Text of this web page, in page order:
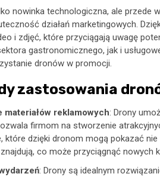
nowinka technologiczna, ale przede
działań marketingowych.
i zdjęć, które przyciągają uwagę
gastronomicznego, jak i
dronów w promocji.
zastosowania
materiałów reklamowych: Drony
firmom na stworzenie
które dzięki dronom mogą pokazać
co może przyciągnąć nowych
: Drony są idealnym